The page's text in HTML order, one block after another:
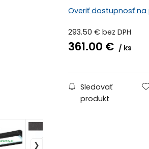
Overiť dostupnosť na
293.50 € bez DPH
361.00 € ks
Sledovať
produkt